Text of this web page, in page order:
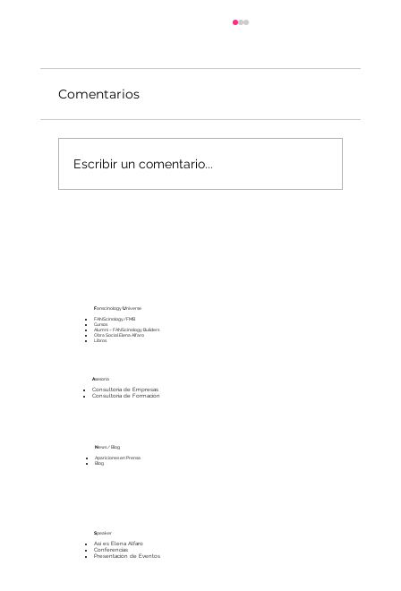
Comentarios
Escribir un comentario...
FanscinologyUniverse
FANScinology/FMB
Cursos
Alumni – FANScinology Builders
Obra Social Elena Alfaro
Libros
Asesoría
Consultoría de Empresas
Consultoría de Formación
News / Blog
Apariciones en Prensa
Blog
Speaker
Así es Elena Alfaro
Conferencias
Presentación de Eventos